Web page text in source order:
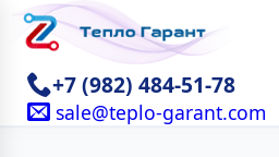
+7 (982) 484-51-78
sale@teplo-garant.com